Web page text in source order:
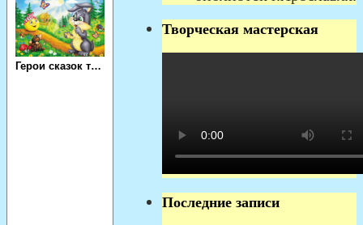
Творческая мастерская
Последние записи